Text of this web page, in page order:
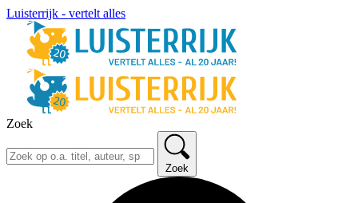
Luisterrijk - vertelt alles
Zoek
Zoek